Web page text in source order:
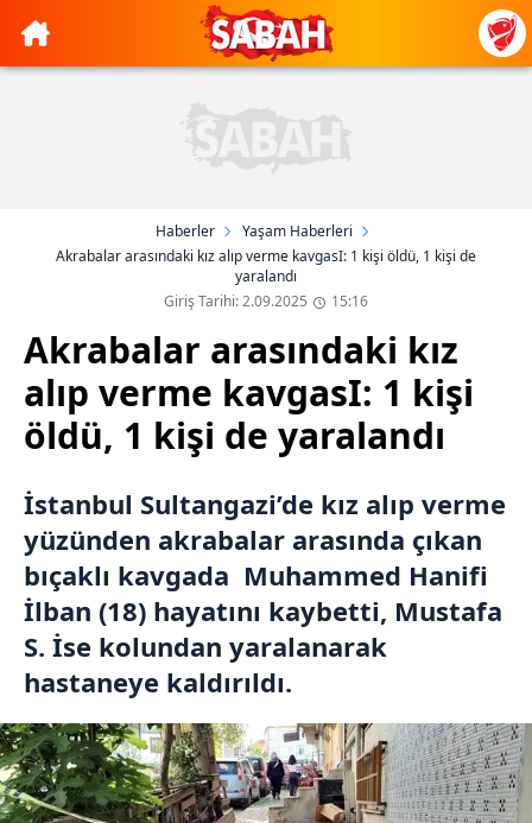
Haberler
Yaşam Haberleri
Akrabalar arasındaki kız alıp verme kavgasI: 1 kişi öldü, 1 kişi de
yaralandı
Giriş Tarihi: 2.09.2025
15:16
Akrabalar arasındaki kız
alıp verme kavgasI: 1 kişi
öldü, 1 kişi de yaralandı
İstanbul Sultangazi’de kız alıp verme
yüzünden akrabalar arasında çıkan
bıçaklı kavgada Muhammed Hanifi
İlban (18) hayatını kaybetti, Mustafa
S. İse kolundan yaralanarak
hastaneye kaldırıldı.